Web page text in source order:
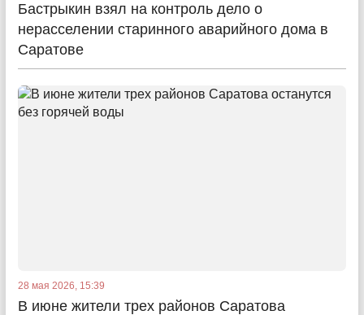
Бастрыкин взял на контроль дело о
нерасселении старинного аварийного дома в
Саратове
28 мая 2026, 15:39
В июне жители трех районов Саратова